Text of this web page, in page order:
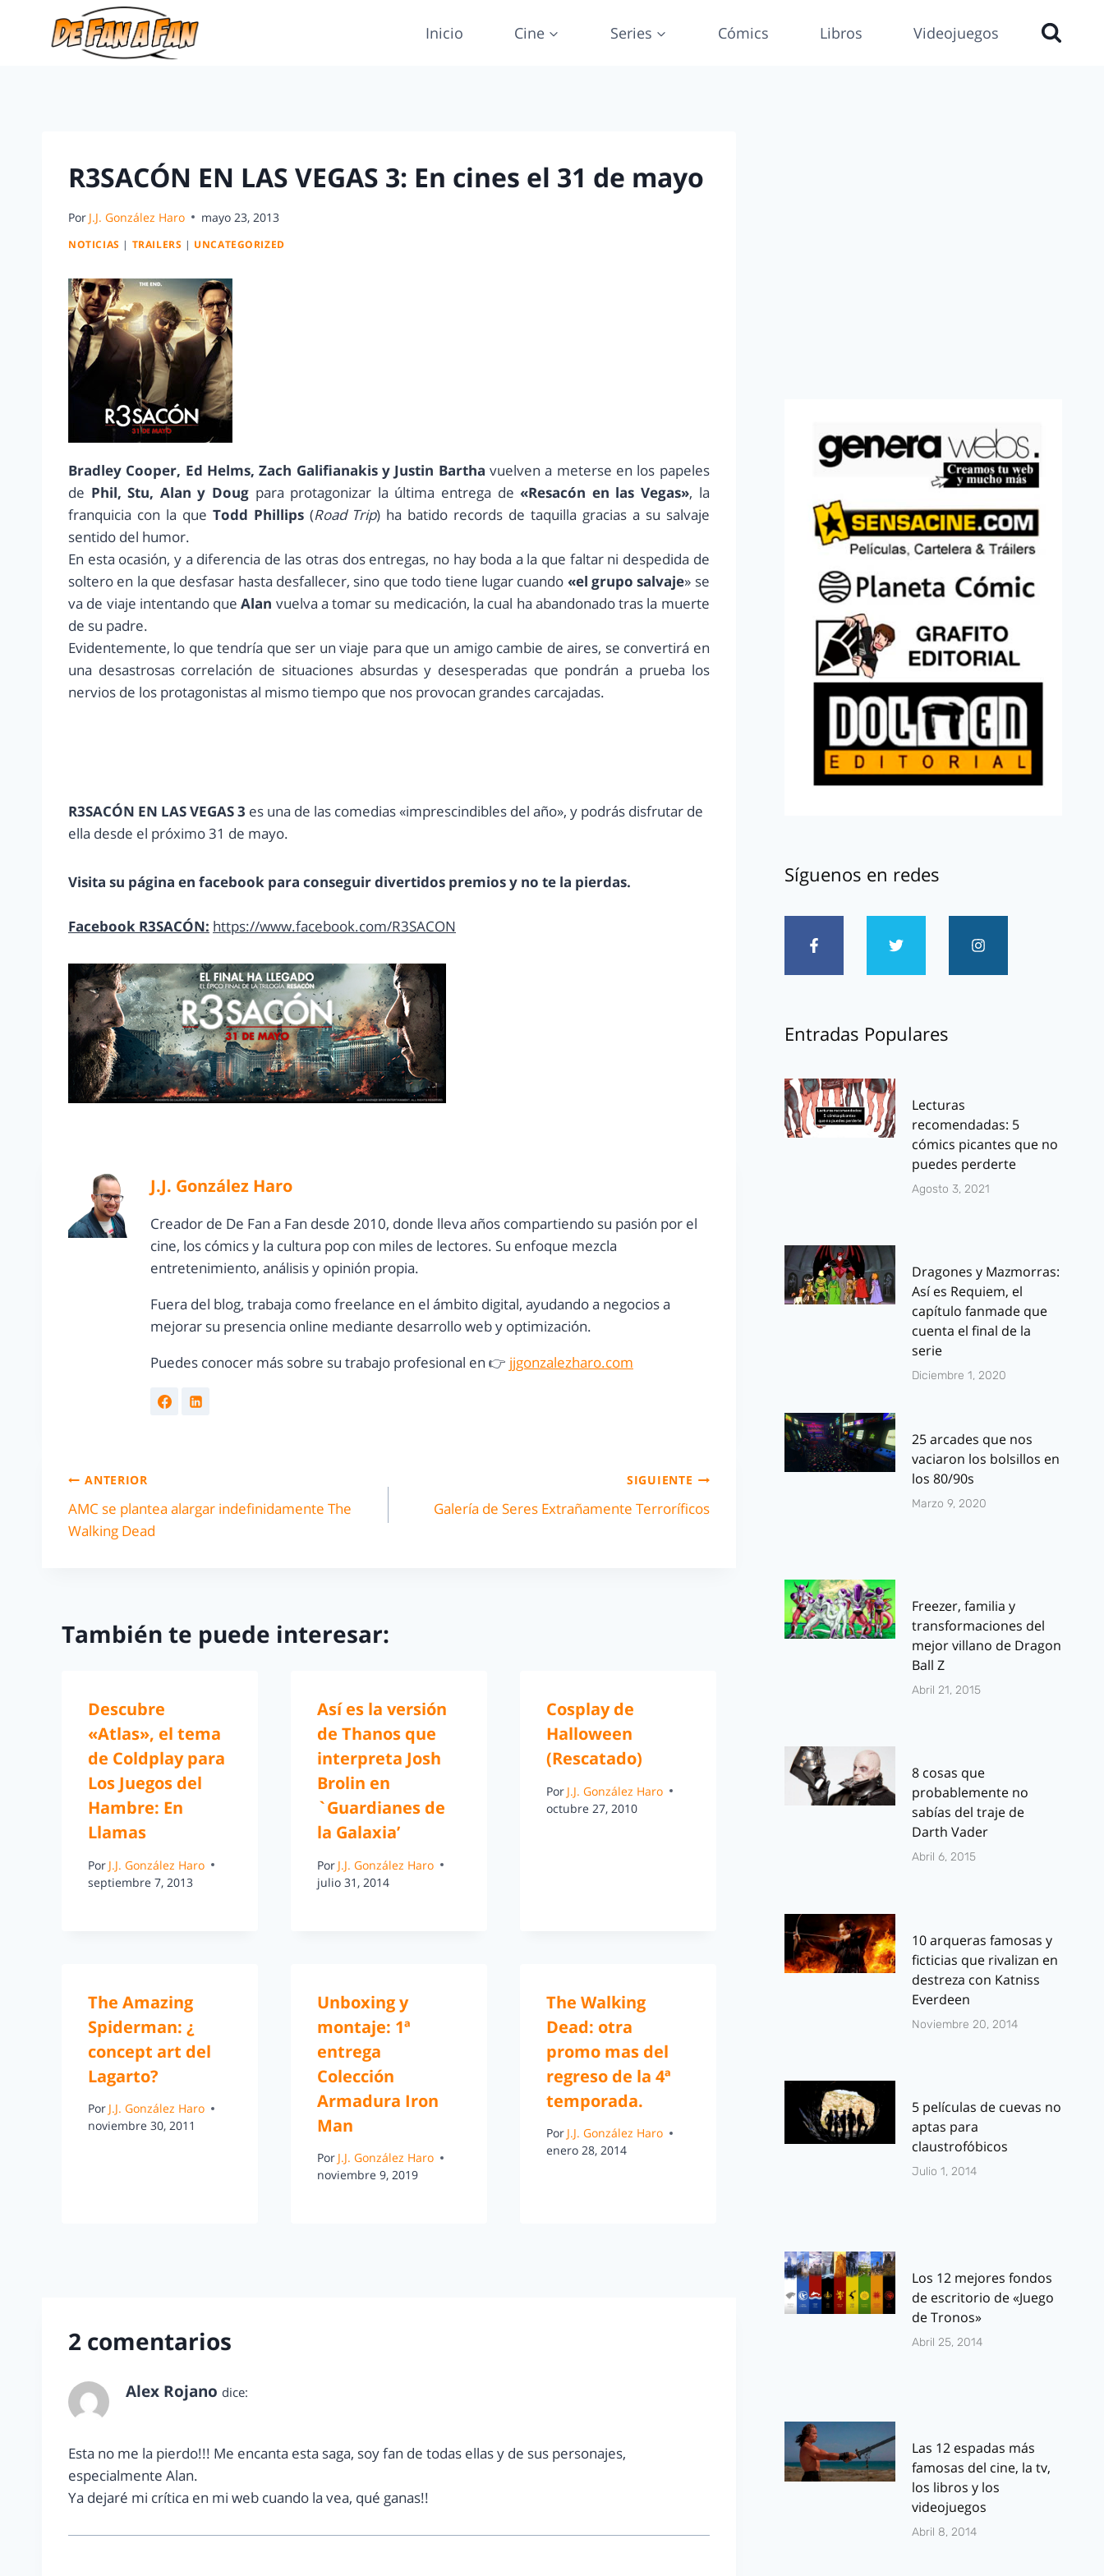
Inicio Cine Series Cómics Libros Videojuegos
R3SACÓN EN LAS VEGAS 3: En cines el 31 de mayo
Por J.J. González Haro mayo 23, 2013
NOTICIAS | TRAILERS | UNCATEGORIZED
Bradley Cooper, Ed Helms, Zach Galifianakis y Justin Bartha vuelven a meterse en los papeles
de Phil, Stu, Alan y Doug para protagonizar la última entrega de «Resacón en las Vegas», la
franquicia con la que Todd Phillips(Road Trip) ha batido records de taquilla gracias a su salvaje
sentido del humor.
En esta ocasión, y a diferencia de las otras dos entregas, no hay boda a la que faltar ni despedida de
soltero en la que desfasar hasta desfallecer, sino que todo tiene lugar cuando «el grupo salvaje» se
va de viaje intentando que Alan vuelva a tomar su medicación, la cual ha abandonado tras la muerte
de su padre.
Evidentemente, lo que tendría que ser un viaje para que un amigo cambie de aires, se convertirá en
una desastrosas correlación de situaciones absurdas y desesperadas que pondrán a prueba los
nervios de los protagonistas al mismo tiempo que nos provocan grandes carcajadas.
R3SACÓN EN LAS VEGAS 3 es una de las comedias «imprescindibles del año», y podrás disfrutar de
ella desde el próximo 31 de mayo.
Visita su página en facebook para conseguir divertidos premios y no te la pierdas.
Facebook R3SACÓN: https://www.facebook.com/R3SACON
J.J. González Haro
Creador de De Fan a Fan desde 2010, donde lleva años compartiendo su pasión por el
cine, los cómics y la cultura pop con miles de lectores. Su enfoque mezcla
entretenimiento, análisis y opinión propia.
Fuera del blog, trabaja como freelance en el ámbito digital, ayudando a negocios a
mejorar su presencia online mediante desarrollo web y optimización.
Puedes conocer más sobre su trabajo profesional en 👉 jjgonzalezharo.com
ANTERIOR
AMC se plantea alargar indefinidamente The
Walking Dead
SIGUIENTE
Galería de Seres Extrañamente Terroríficos
También te puede interesar:
Descubre
«Atlas», el tema
de Coldplay para
Los Juegos del
Hambre: En
Llamas
Por J.J. González Haro
septiembre 7, 2013
Así es la versión
de Thanos que
interpreta Josh
Brolin en
`Guardianes de
la Galaxia’
Por J.J. González Haro
julio 31, 2014
Cosplay de
Halloween
(Rescatado)
Por J.J. González Haro
octubre 27, 2010
The Amazing
Spiderman: ¿
concept art del
Lagarto?
Por J.J. González Haro
noviembre 30, 2011
Unboxing y
montaje: 1ª
entrega
Colección
Armadura Iron
Man
Por J.J. González Haro
noviembre 9, 2019
The Walking
Dead: otra
promo mas del
regreso de la 4ª
temporada.
Por J.J. González Haro
enero 28, 2014
2 comentarios
Alex Rojano dice:
Esta no me la pierdo!!! Me encanta esta saga, soy fan de todas ellas y de sus personajes,
especialmente Alan.
Ya dejaré mi crítica en mi web cuando la vea, qué ganas!!
Síguenos en redes
Entradas Populares
Lecturas
recomendadas: 5
cómics picantes que no
puedes perderte
Agosto 3, 2021
Dragones y Mazmorras:
Así es Requiem, el
capítulo fanmade que
cuenta el final de la
serie
Diciembre 1, 2020
25 arcades que nos
vaciaron los bolsillos en
los 80/90s
Marzo 9, 2020
Freezer, familia y
transformaciones del
mejor villano de Dragon
Ball Z
Abril 21, 2015
8 cosas que
probablemente no
sabías del traje de
Darth Vader
Abril 6, 2015
10 arqueras famosas y
ficticias que rivalizan en
destreza con Katniss
Everdeen
Noviembre 20, 2014
5 películas de cuevas no
aptas para
claustrofóbicos
Julio 1, 2014
Los 12 mejores fondos
de escritorio de «Juego
de Tronos»
Abril 25, 2014
Las 12 espadas más
famosas del cine, la tv,
los libros y los
videojuegos
Abril 8, 2014